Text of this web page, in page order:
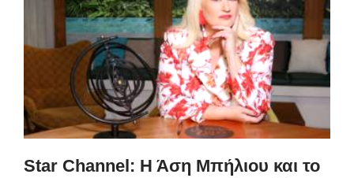
Star Channel: Η Άση Μπήλιου και το